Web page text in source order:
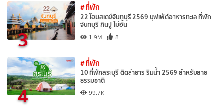
3
# ที่พัก
22 โฮมสเตย์จันทบุรี 2569 บุฟเฟ่ต์อาหารทะเล ที่พัก
จันทบุรี กินปู ไม่อั้น
1.9M 8
4
# ที่พัก
10 ที่พักสระบุรี ติดลำธาร ริมน้ำ 2569 สำหรับสาย
ธรรมชาติ
99.7K